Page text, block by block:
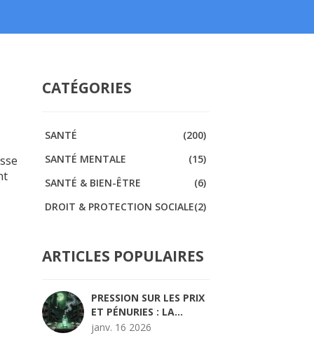
CATÉGORIES
SANTÉ
(200)
SANTÉ MENTALE
(15)
SANTÉ & BIEN-ÊTRE
(6)
DROIT & PROTECTION SOCIALE(2)
ARTICLES POPULAIRES
PRESSION SUR LES PRIX
ET PÉNURIES : LA
DÉTRESSE FINANCIÈRE
janv. 16 2026